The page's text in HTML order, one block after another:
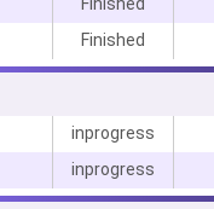
Finished
inprogress
inprogress